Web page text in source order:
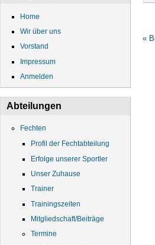
Home
Wir über uns
Vorstand
Impressum
Anmelden
Abteilungen
Fechten
Profil der Fechtabteilung
Erfolge unserer Sportler
Unser Zuhause
Trainer
Trainingszeiten
Mitgliedschaft/Beiträge
Termine
«